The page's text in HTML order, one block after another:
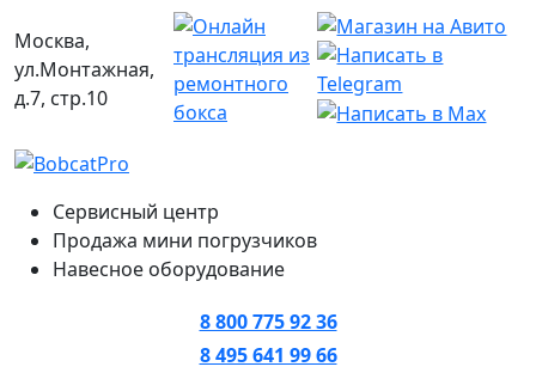
Москва,
ул.Монтажная,
д.7, стр.10
Сервисный центр
Продажа мини погрузчиков
Навесное оборудование
8 800 775 92 36
8 495 641 99 66